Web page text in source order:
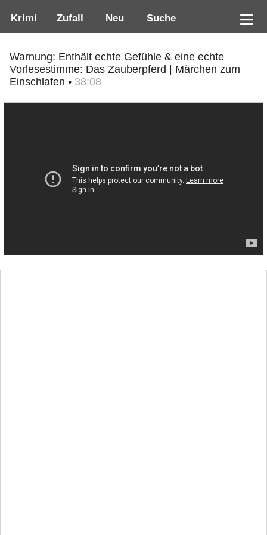
Krimi Zufall Neu Suche
Warnung: Enthält echte Gefühle & eine echte
Vorlesestimme: Das Zauberpferd | Märchen zum
Einschlafen • 38:08